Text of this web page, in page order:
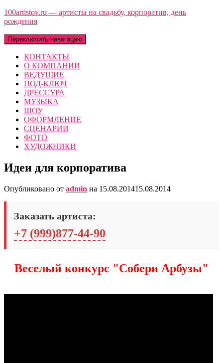
100artistov.ru — артисты на свадьбу, корпоратив, день
рождения
Переключить навигацию
КОНТАКТЫ
О КОМПАНИИ
ВЕДУЩИЕ
ПОД-КЛЮЧ
ДРЕССУРА
МУЗЫКА
ШОУ
ОФОРМЛЕНИЕ
СЦЕНАРИИ
ФОТО
ХУДОЖНИКИ
Идеи для корпоратива
Опубликовано от admin на 15.08.201415.08.2014
Заказать артиста:
+7 (999)877-44-90
Веселый конкурс "Собери Арбузы"